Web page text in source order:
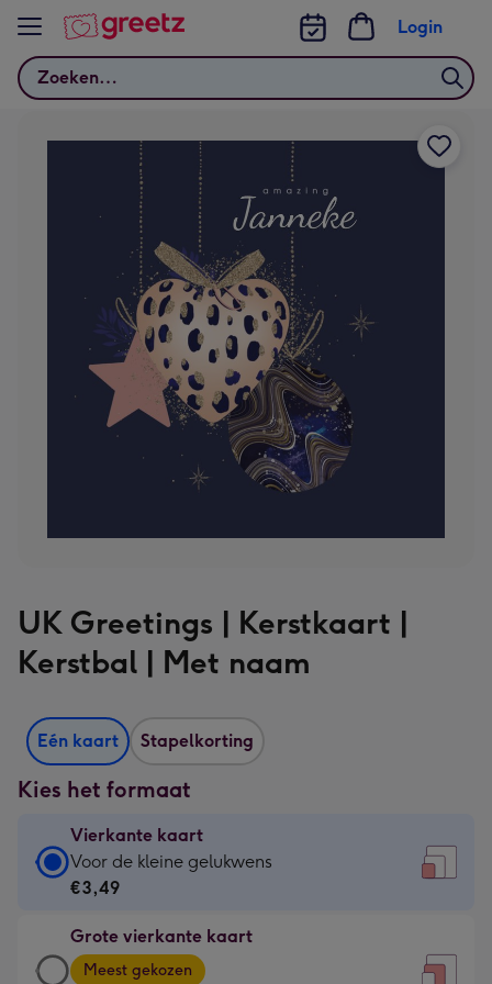
Bekijk meer
Zoeken
Login
UK Greetings | Kerstkaart |
Kerstbal | Met naam
Eén kaart Stapelkorting
Kies het formaat
Vierkante kaart
Vierkante
kaart
€3,49
-
Voor de kleine gelukwens
€3,49
Grote vierkante kaart
Grote
Meest gekozen